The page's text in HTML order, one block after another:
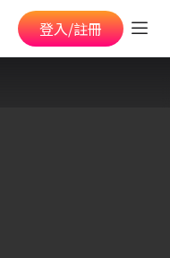
登入/註冊